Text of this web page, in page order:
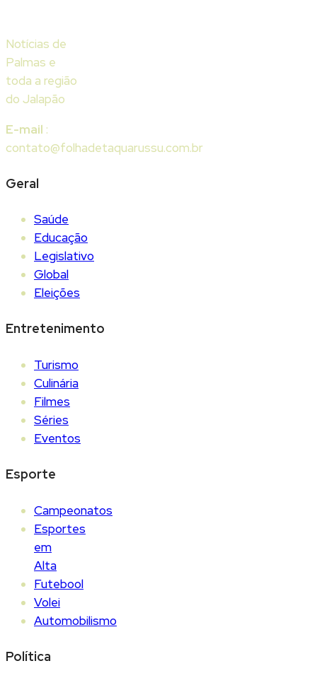
Notícias de
Palmas e
toda a região
do Jalapão
E-mail :
contato@folhadetaquarussu.com.br
Geral
Saúde
Educação
Legislativo
Global
Eleições
Entretenimento
Turismo
Culinária
Filmes
Séries
Eventos
Esporte
Campeonatos
Esportes
em
Alta
Futebool
Volei
Automobilismo
Política